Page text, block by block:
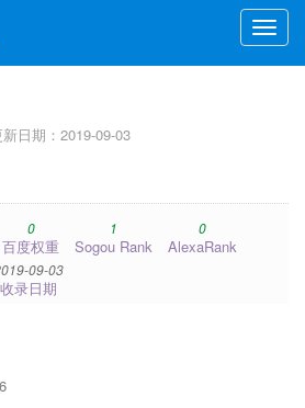
Toggle
日期：2019-09-03
0
百度权重
1
Sogou Rank
0
AlexaRank
09-03
收录日期